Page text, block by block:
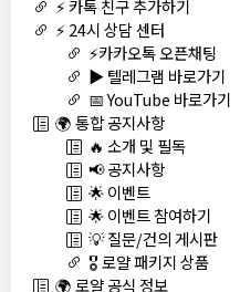
⚡ 카톡 친구 추가하기
⚡ 24시 상담 센터
⚡카카오톡 오픈채팅
▶️ 텔레그램 바로가기
📅 YouTube 바로가기
🌍 통합 공지사항
🔥 소개 및 필독
📢 공지사항
🌟 이벤트
🌟 이벤트 참여하기
💡 질문/건의 게시판
🎖️ 로얄 패키지 상품
🌍 로얄 공식 정보